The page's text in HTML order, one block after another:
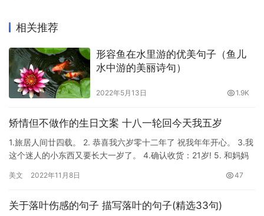
相关推荐
形容鱼在水里游的优美句子（鱼儿
水中游的美丽诗句）
2022年5月13日 1.9K
矫情但不做作的生日文案 十八一轮回今天我五岁
1.旅居人间廿四载。 2. 恭喜我六岁零十二年了 祝我年年开心。 3.我
这个迷人的小东西又要长大一岁了。 4.确认收货：21岁! 5. 和妈妈
美文 2022年11月8日 47
关于落叶伤感的句子 描写落叶的句子(精选33句)